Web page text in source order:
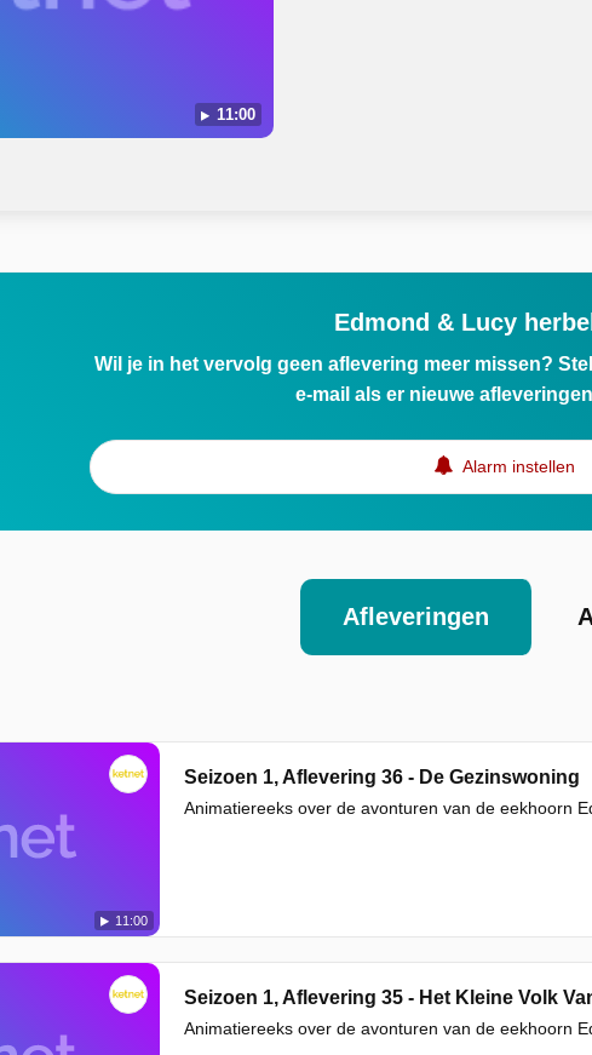
11:00
Edmond & Lucy
Wil je in het vervolg geen aflevering meer missen?
e-mail als er nieuwe
Alarm instellen
Afleveringen
11:00
Seizoen 1, Aflevering 36 - De Gezinswoning
Animatiereeks over de avonturen van de eekhoorn
Seizoen 1, Aflevering 35 - Het Kleine Volk
Animatiereeks over de avonturen van de eekhoorn